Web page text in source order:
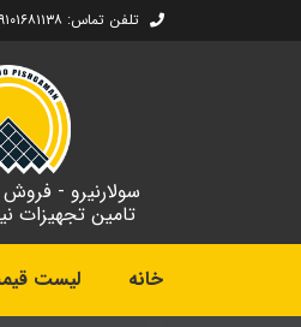
تلفن تماس: ۰۹۱۰۱۶۸۱۱۳۸ - ۰۲۱۸۸۴۵۸۶۱۹ - ۰۲۱۸۶۱۲۵۹۱۵
سولارنیرو -
تامین تجهیزات
خانه لیست